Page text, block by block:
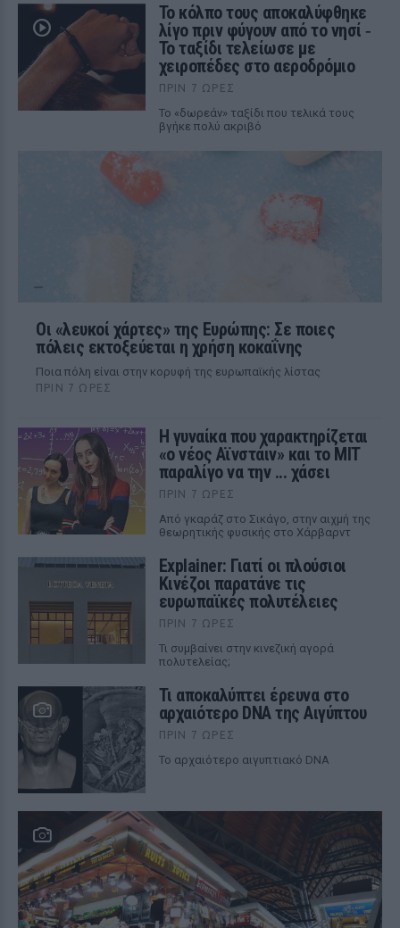
Το κόλπο τους αποκαλύφθηκε
λίγο πριν φύγουν από το νησί ‑
Το ταξίδι τελείωσε με
χειροπέδες στο αεροδρόμιο
ΠΡΙΝ 7 ΏΡΕΣ
Το «δωρεάν» ταξίδι που τελικά τους
βγήκε πολύ ακριβό
Οι «λευκοί χάρτες» της Ευρώπης: Σε ποιες
πόλεις εκτοξεύεται η χρήση κοκαΐνης
Ποια πόλη είναι στην κορυφή της ευρωπαϊκής λίστας
ΠΡΙΝ 7 ΏΡΕΣ
Η γυναίκα που χαρακτηρίζεται
«ο νέος Αϊνστάιν» και το MIT
παραλίγο να την ... χάσει
ΠΡΙΝ 7 ΏΡΕΣ
Από γκαράζ στο Σικάγο, στην αιχμή της
θεωρητικής φυσικής στο Χάρβαρντ
Explainer: Γιατί οι πλούσιοι
Κινέζοι παρατάνε τις
ευρωπαϊκές πολυτέλειες
ΠΡΙΝ 7 ΏΡΕΣ
Τι συμβαίνει στην κινεζική αγορά
πολυτελείας;
Τι αποκαλύπτει έρευνα στο
αρχαιότερο DNA της Αιγύπτου
ΠΡΙΝ 7 ΏΡΕΣ
Το αρχαιότερο αιγυπτιακό DNA